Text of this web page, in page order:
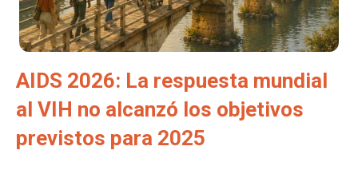
AIDS 2026: La respuesta mundial
al VIH no alcanzó los objetivos
previstos para 2025